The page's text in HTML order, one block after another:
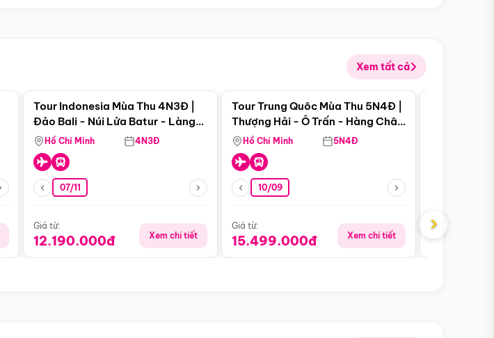
Xem tất cả
Tour Indonesia Mùa Thu 4N3Đ |
Đảo Bali - Núi Lửa Batur - Làng
Penglipuran
Hồ Chí Minh 4N3Đ
07/11
Giá từ:
12.190.000đ Xem chi tiết
Điểm nổi bật
Tour Trung Quôc Mùa Thu 5N4Đ |
Thượng Hải - Ô Trấn - Hàng Châu
(Tour Không Shopping)
Hồ Chí Minh 5N4Đ
10/09
Giá từ:
15.499.000đ Xem chi tiết
Giá từ:
›